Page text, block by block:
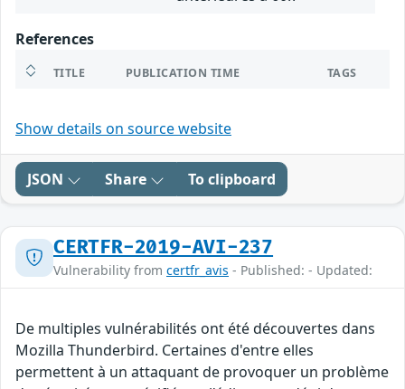
References
TITLE PUBLICATION TIME TAGS
Show details on source website
JSON Share To clipboard
CERTFR-2019-AVI-237
Vulnerability from certfr_avis - Published: - Updated:
De multiples vulnérabilités ont été découvertes dans
Mozilla Thunderbird. Certaines d'entre elles
permettent à un attaquant de provoquer un problème